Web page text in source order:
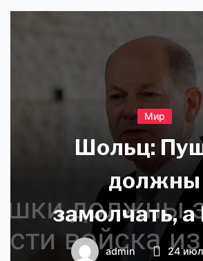
Мир
Шольц:
должны
замолчать,
вывести
admin 24